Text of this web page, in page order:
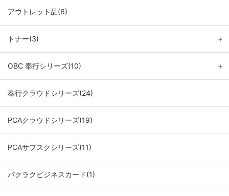
アウトレット品(6)
トナー(3) ＋
OBC 奉行シリーズ(10) ＋
奉行クラウドシリーズ(24)
PCAクラウドシリーズ(19)
PCAサブスクシリーズ(11)
バクラクビジネスカード(1)